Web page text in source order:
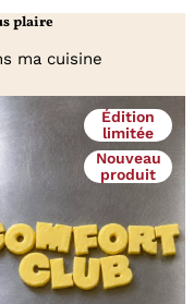
plaire
ma cuisine
Édition
limitée
Nouveau
produit